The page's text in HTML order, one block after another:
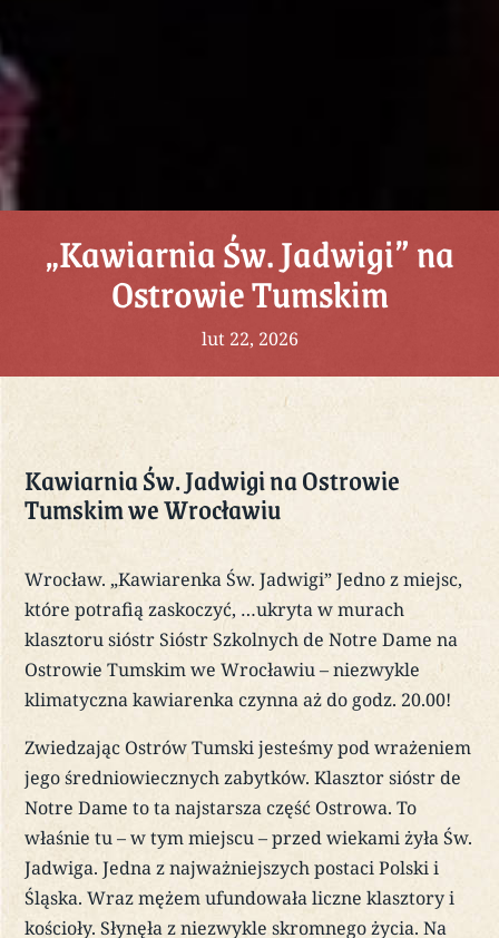
„Kawiarnia Św. Jadwigi” na
Ostrowie Tumskim
lut 22, 2026
Kawiarnia Św. Jadwigi na Ostrowie
Tumskim we Wrocławiu
Wrocław. „Kawiarenka Św. Jadwigi” Jedno z miejsc,
które potrafią zaskoczyć, …ukryta w murach
klasztoru sióstr Sióstr Szkolnych de Notre Dame na
Ostrowie Tumskim we Wrocławiu – niezwykle
klimatyczna kawiarenka czynna aż do godz. 20.00!
Zwiedzając Ostrów Tumski jesteśmy pod wrażeniem
jego średniowiecznych zabytków. Klasztor sióstr de
Notre Dame to ta najstarsza część Ostrowa. To
właśnie tu – w tym miejscu – przed wiekami żyła Św.
Jadwiga. Jedna z najważniejszych postaci Polski i
Śląska. Wraz mężem ufundowała liczne klasztory i
kościoły. Słynęła z niezwykle skromnego życia. Na